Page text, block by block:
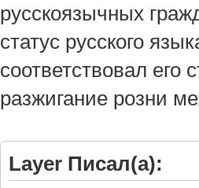
русскоязычных
статус русского
соответствовал его
разжигание розни
Layer Писал(а):